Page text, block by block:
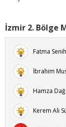
İzmir 2. Bölge
Fatma
İbrahim
Hamza Dağ
Kerem Ali